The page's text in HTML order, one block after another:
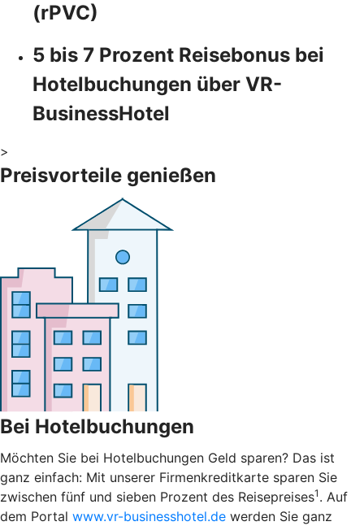
(rPVC)
5 bis 7 Prozent Reisebonus bei
Hotelbuchungen über VR-
BusinessHotel
>
Preisvorteile genießen
Bei Hotelbuchungen
Möchten Sie bei Hotelbuchungen Geld sparen? Das ist
ganz einfach: Mit unserer Firmenkreditkarte sparen Sie
zwischen fünf und sieben Prozent des Reisepreises1 . Auf
dem Portal www.vr-businesshotel.de werden Sie ganz